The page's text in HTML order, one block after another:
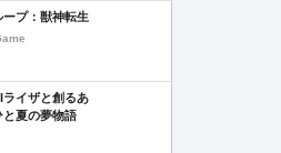
プ：獣神転生
イザと創るあ
夏の夢物語